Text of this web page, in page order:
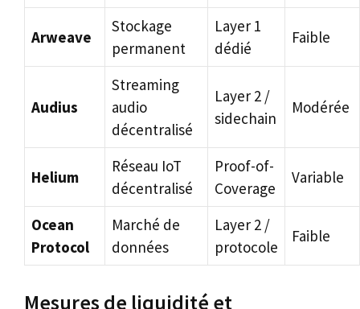
Arweave
Stockage
permanent
Layer 1
dédié
Faible
Audius
Streaming
audio
décentralisé
Layer 2 /
sidechain
Modérée
Helium
Réseau IoT
décentralisé
Proof-of-
Coverage
Variable
Ocean
Protocol
Marché de
données
Layer 2 /
protocole
Faible
Mesures de liquidité et